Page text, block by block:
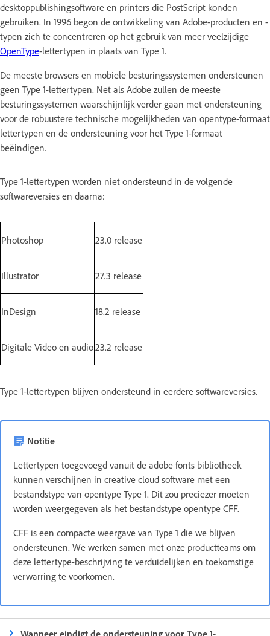
desktoppublishingsoftware en printers die PostScript konden
gebruiken. In 1996 begon de ontwikkeling van Adobe-producten en -
typen zich te concentreren op het gebruik van meer veelzijdige
OpenType-lettertypen in plaats van Type 1.
De meeste browsers en mobiele besturingssystemen ondersteunen
geen Type 1-lettertypen. Net als Adobe zullen de meeste
besturingssystemen waarschijnlijk verder gaan met ondersteuning
voor de robuustere technische mogelijkheden van opentype-formaat
lettertypen en de ondersteuning voor het Type 1-formaat
beëindigen.
Type 1-lettertypen worden niet ondersteund in de volgende
softwareversies en daarna:
Photoshop 23.0 release
Illustrator 27.3 release
InDesign 18.2 release
Digitale Video en audio23.2 release
Type 1-lettertypen blijven ondersteund in eerdere softwareversies.
Notitie
Lettertypen toegevoegd vanuit de adobe fonts bibliotheek
kunnen verschijnen in creative cloud software met een
bestandstype van opentype Type 1. Dit zou preciezer moeten
worden weergegeven als het bestandstype opentype CFF.
CFF is een compacte weergave van Type 1 die we blijven
ondersteunen. We werken samen met onze productteams om
deze lettertype-beschrijving te verduidelijken en toekomstige
verwarring te voorkomen.
Wanneer eindigt de ondersteuning voor Type 1-